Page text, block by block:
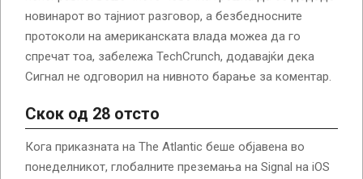
новинарот во тајниот разговор, а безбедносните
протоколи на американската влада можеа да го
спречат тоа, забележа TechCrunch, додавајќи дека
Сигнал не одговорил на нивното барање за коментар.
Скок од 28 отсто
Кога приказната на The Atlantic беше објавена во
понеделникот, глобалните преземања на Signal на iOS